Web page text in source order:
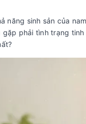
năng sinh sản của
gặp phải tình trạng